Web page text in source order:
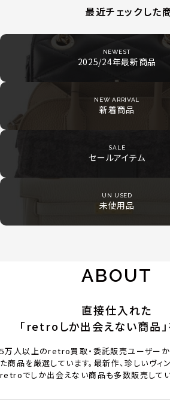
最近チェックした
NEWEST
2025/24年最新商品
NEW ARRIVAL
新着商品
SALE
セールアイテム
UN USED
未使用品
ABOUT
直接仕入れた
「retroしか出会えない商品
5万人以上のretro買取・委託販売ユーザー
た商品を厳選しています。最新作、珍しいヴィ
retroでしか出会えない商品も多数販売してい